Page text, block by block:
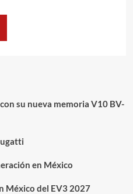
su nueva memoria V10 BV-
en México
México del EV3 2027